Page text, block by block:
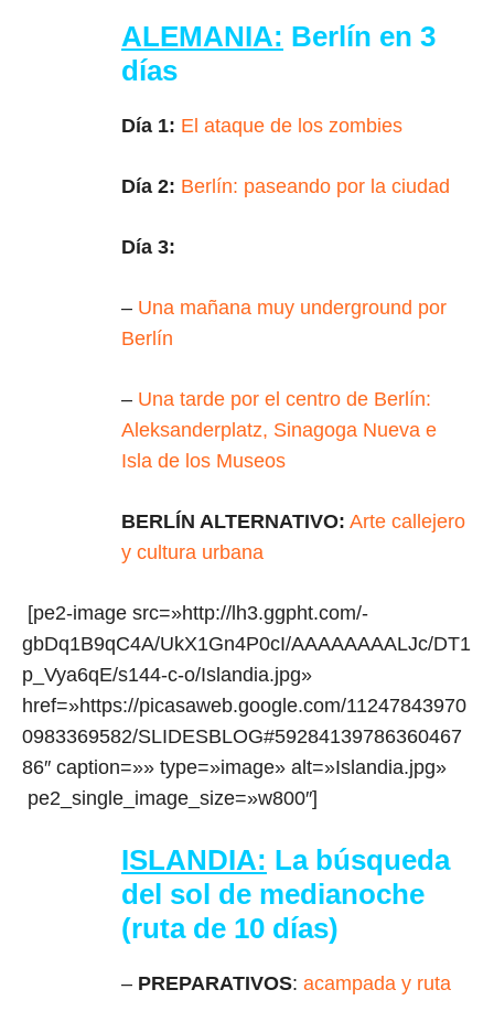
ALEMANIA: Berlín en 3
días
Día 1: El ataque de los zombies
Día 2: Berlín: paseando por la ciudad
Día 3:
– Una mañana muy underground por
Berlín
– Una tarde por el centro de Berlín:
Aleksanderplatz, Sinagoga Nueva e
Isla de los Museos
BERLÍN ALTERNATIVO: Arte callejero
y cultura urbana
[pe2-image src=»http://lh3.ggpht.com/-
gbDq1B9qC4A/UkX1Gn4P0cI/AAAAAAAALJc/DT1
p_Vya6qE/s144-c-o/Islandia.jpg»
href=»https://picasaweb.google.com/11247843970
0983369582/SLIDESBLOG#59284139786360467
86″ caption=»» type=»image» alt=»Islandia.jpg»
pe2_single_image_size=»w800″]
ISLANDIA: La búsqueda
del sol de medianoche
(ruta de 10 días)
– PREPARATIVOS: acampada y ruta